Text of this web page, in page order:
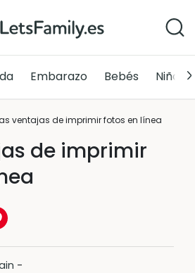
Embarazo Bebés Niños
ventajas de imprimir fotos en línea
de imprimir
-